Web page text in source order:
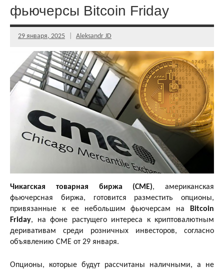
фьючерсы Bitcoin Friday
29 января, 2025 Aleksandr JD
Чикагская товарная биржа (CME), американская
фьючерсная биржа, готовится разместить опционы,
привязанные к ее небольшим фьючерсам на
Bitcoin
Friday, на фоне растущего интереса к криптовалютным
деривативам среди розничных инвесторов, согласно
объявлению CME от 29 января.
Опционы, которые будут рассчитаны наличными, а не